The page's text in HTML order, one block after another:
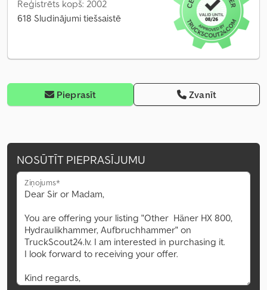
Reģistrēts kopš: 2002
618 Sludinājumi tiešsaistē
Pieprasīt Zvanīt
NOSŪTĪT PIEPRASĪJUMU
Ziņojums*